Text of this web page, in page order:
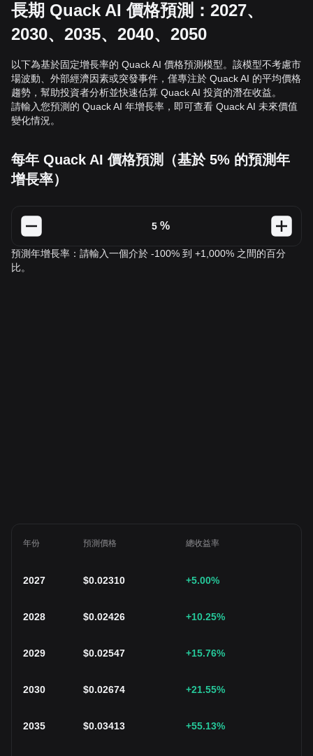
長期 Quack AI 價格預測：2027、
2030、2035、2040、2050
以下為基於固定增長率的 Quack AI 價格預測模型。該模型不考慮市
場波動、外部經濟因素或突發事件，僅專注於 Quack AI 的平均價格
趨勢，幫助投資者分析並快速估算 Quack AI 投資的潛在收益。
請輸入您預測的 Quack AI 年增長率，即可查看 Quack AI 未來價值
變化情況。
每年 Quack AI 價格預測（基於 5% 的預測年
增長率）
%
預測年增長率：請輸入一個介於 -100% 到 +1,000% 之間的百分
比。
年份 預測價格 總收益率
2027 $0.02310 +5.00%
2028 $0.02426 +10.25%
2029 $0.02547 +15.76%
2030 $0.02674 +21.55%
2035 $0.03413 +55.13%